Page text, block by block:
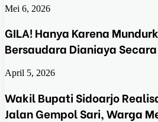
Mei 6, 2026
GILA! Hanya Karena
Bersaudara Dianiaya Secara
April 5, 2026
Wakil Bupati Sidoarjo
Jalan Gempol Sari, Warga